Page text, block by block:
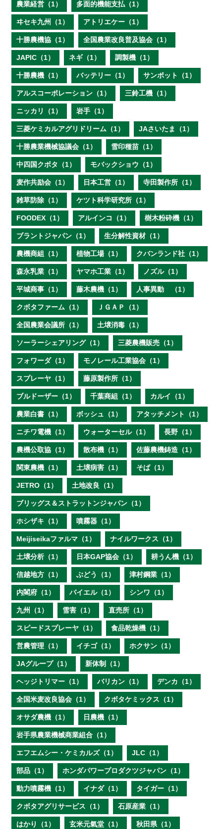
農業経営（1） 多面的機能支払（1）
ヰセキ九州（1） アトリエケー（1）
十勝農機協（1） 全国農業改良普及協会（1）
JAPIC（1） ネギ（1） 調製機（1）
十勝農機（1） バッテリー（1） サンポット（1）
アルスコーポレーション（1） 三鈴工機（1）
ニッカリ（1） 岩手（1）
三菱ケミカルアグリドリーム（1） JAさいたま（1）
十勝農業機械協議会（1） 雪印種苗（1）
中四国クボタ（1） モバックショウ（1）
麦作共励会（1） 日本工営（1） 寺田製作所（1）
雑草防除（1） ケツト科学研究所（1）
FOODEX（1） アルインコ（1） 樹木粉砕機（1）
ブラントジャパン（1） 生分解性資材（1）
農機商組（1） 植物工場（1） クバンランド社（1）
森永乳業（1） ヤマホ工業（1） ノズル（1）
平城商事（1） 藤木農機（1） 人事異動 （1）
クボタファーム（1） ＪＧＡＰ（1）
全国農業会議所（1） 土壌消毒（1）
ソーラーシェアリング（1） 三菱農機販売（1）
フォワーダ（1） モノレール工業協会（1）
スプレーヤ（1） 藤原製作所（1）
ブルドーザー（1） 千葉商組（1） カルイ（1）
農業白書（1） ボッシュ（1） アタッチメント（1）
ニチワ電機（1） ウォーターセル（1） 長野（1）
農機公取協（1） 散布機（1） 佐藤農機鋳造（1）
関東農機（1） 土壌病害（1） そば（1）
JETRO（1） 土地改良（1）
ブリッグス＆ストラットンジャパン（1）
ホシザキ（1） 噴霧器（1）
Meijiseikaファルマ（1） ナイルワークス（1）
土壌分析（1） 日本GAP協会（1） 耕うん機（1）
信越地方（1） ぶどう（1） 津村鋼業（1）
内閣府（1） バイエル（1） シンワ（1）
九州（1） 雪害（1） 直売所（1）
スピードスプレーヤ（1） 食品乾燥機（1）
営農管理（1） イチゴ（1） ホクサン（1）
JAグループ（1） 新体制（1）
ヘッジトリマー（1） バリカン（1） デンカ（1）
全国米麦改良協会（1） クボタケミックス（1）
オサダ農機（1） 日農機（1）
岩手県農業機械商業組合（1）
エフエムシー・ケミカルズ（1） JLC（1）
部品（1） ホンダパワープロダクツジャパン（1）
動力噴霧機（1） イナダ（1） タイガー（1）
クボタアグリサービス（1） 石原産業（1）
はかり（1） 玄米元氣堂（1） 秋田県（1）